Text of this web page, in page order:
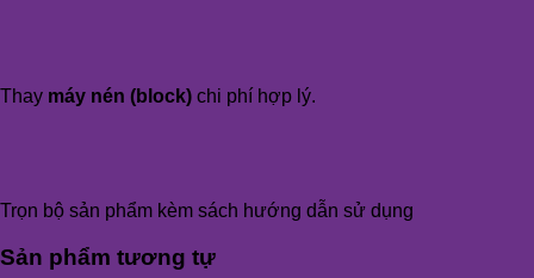
Thay máy nén (block) chi phí hợp lý.
Trọn bộ sản phẩm kèm sách hướng dẫn sử dụng
Sản phẩm tương tự